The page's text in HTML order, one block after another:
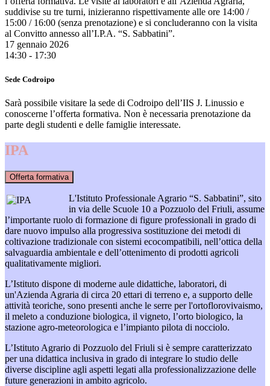
suddivise su tre turni, inizieranno rispettivamente alle ore 14:00 /
15:00 / 16:00 (senza prenotazione) e si concluderanno con la visita
al Convitto annesso all’I.P.A. “S. Sabbatini”.
17 gennaio 2026
14:30 - 17:30
Sede Codroipo
Sarà possibile visitare la sede di Codroipo dell’IIS J. Linussio e
conoscerne l’offerta formativa. Non è necessaria prenotazione da
parte degli studenti e delle famiglie interessate.
IPA
Offerta formativa
L'Istituto Professionale Agrario “S. Sabbatini”, sito
in via delle Scuole 10 a Pozzuolo del Friuli, assume
l’importante ruolo di formazione di figure professionali in grado di
dare nuovo impulso alla progressiva sostituzione dei metodi di
coltivazione tradizionale con sistemi ecocompatibili, nell’ottica della
salvaguardia ambientale e dell’ottenimento di prodotti agricoli
qualitativamente migliori.
L’Istituto dispone di moderne aule didattiche, laboratori, di
un'Azienda Agraria di circa 20 ettari di terreno e, a supporto delle
attività teoriche, sono presenti anche le serre per l'ortoflorovivaismo,
il meleto a conduzione biologica, il vigneto, l’orto biologico, la
stazione agro-meteorologica e l’impianto pilota di nocciolo.
L’Istituto Agrario di Pozzuolo del Friuli si è sempre caratterizzato
per una didattica inclusiva in grado di integrare lo studio delle
diverse discipline agli aspetti legati alla professionalizzazione delle
future generazioni in ambito agricolo.